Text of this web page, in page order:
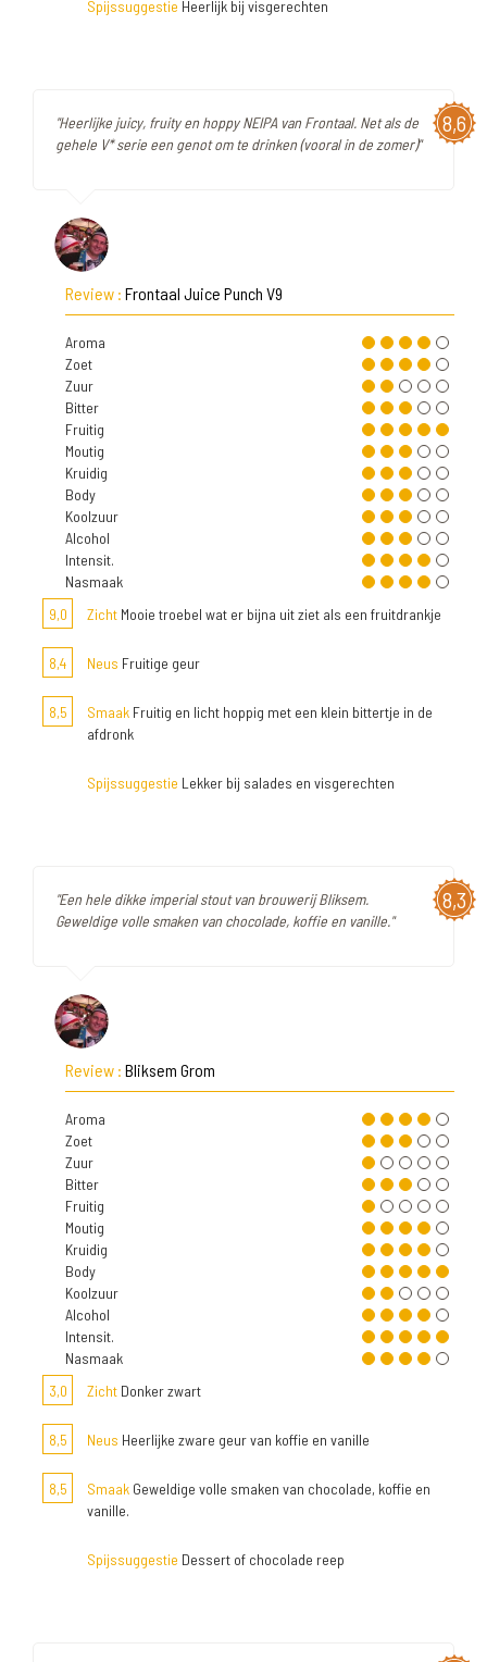
Spijssuggestie Heerlijk bij visgerechten
8,6
"Heerlijke juicy, fruity en hoppy NEIPA van Frontaal. Net als de
gehele V* serie een genot om te drinken (vooral in de zomer)"
Review : Frontaal Juice Punch V9
Aroma
Zoet
Zuur
Bitter
Fruitig
Moutig
Kruidig
Body
Koolzuur
Alcohol
Intensit.
Nasmaak
9,0
Zicht Mooie troebel wat er bijna uit ziet als een fruitdrankje
8,4 Neus Fruitige geur
8,5 Smaak Fruitig en licht hoppig met een klein bittertje in de
afdronk
Spijssuggestie Lekker bij salades en visgerechten
8,3
"Een hele dikke imperial stout van brouwerij Bliksem.
Geweldige volle smaken van chocolade, koffie en vanille."
Review : Bliksem Grom
Aroma
Zoet
Zuur
Bitter
Fruitig
Moutig
Kruidig
Body
Koolzuur
Alcohol
Intensit.
Nasmaak
3,0
Zicht Donker zwart
8,5 Neus Heerlijke zware geur van koffie en vanille
8,5 Smaak Geweldige volle smaken van chocolade, koffie en
vanille.
Spijssuggestie Dessert of chocolade reep